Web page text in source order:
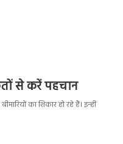
से करें पहचान
का शिकार हो रहे हैं। इन्हीं